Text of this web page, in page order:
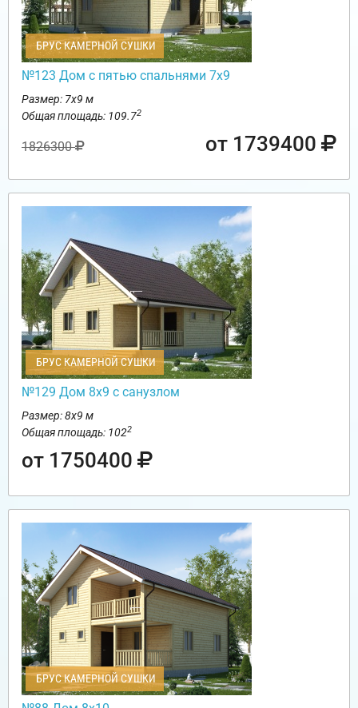
БРУС КАМЕРНОЙ СУШКИ
№123 Дом с пятью спальнями 7х9
Размер: 7х9 м
Общая площадь: 109.72
1826300 от 1739400
БРУС КАМЕРНОЙ СУШКИ
№129 Дом 8х9 с санузлом
Размер: 8х9 м
Общая площадь: 1022
от 1750400
БРУС КАМЕРНОЙ СУШКИ